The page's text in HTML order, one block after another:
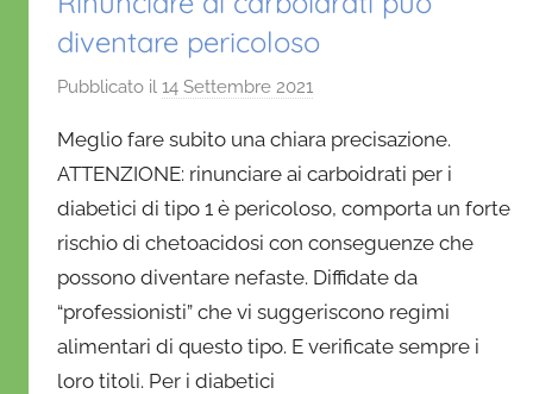
diventare pericoloso
Pubblicato il 14 Settembre 2021
D
a
n
i
e
l
Meglio fare subito una chiara precisazione.
ATTENZIONE: rinunciare ai carboidrati per i
diabetici di tipo 1 è pericoloso, comporta un forte
rischio di chetoacidosi con conseguenze che
possono diventare nefaste. Diffidate da
“professionisti” che vi suggeriscono regimi
alimentari di questo tipo. E verificate sempre i
loro titoli. Per i diabetici